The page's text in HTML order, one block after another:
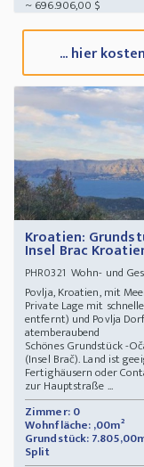
~ 696.906,00 $
... hier
Kroatien:
Insel Brac
PHR0321 Wohn- und
Povlja, Kroatien, mit
Private Lage mit
entfernt) und Povlja
atemberaubend
Schönes Grundstück -
(Insel Brač). Land ist
Fertighäusern oder
zur Hauptstraße ...
Zimmer: 0
Wohnfläche: ,00m²
Grundstück:
Split